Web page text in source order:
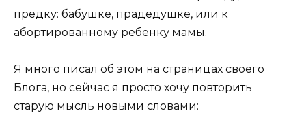
предку: бабушке, прадедушке, или к
абортированному ребенку мамы.
Я много писал об этом на страницах своего
Блога, но сейчас я просто хочу повторить
старую мысль новыми словами: